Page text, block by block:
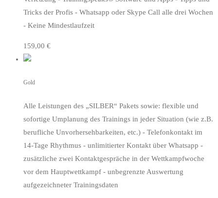
Tricks der Profis - Whatsapp oder Skype Call alle drei Wochen
- Keine Mindestlaufzeit
159,00 €
Gold
Alle Leistungen des „SILBER“ Pakets sowie: flexible und
sofortige Umplanung des Trainings in jeder Situation (wie z.B.
berufliche Unvorhersehbarkeiten, etc.) - Telefonkontakt im
14-Tage Rhythmus - unlimitierter Kontakt über Whatsapp -
zusätzliche zwei Kontaktgespräche in der Wettkampfwoche
vor dem Hauptwettkampf - unbegrenzte Auswertung
aufgezeichneter Trainingsdaten